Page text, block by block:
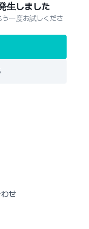
生しました
一度お試しくださ
せ